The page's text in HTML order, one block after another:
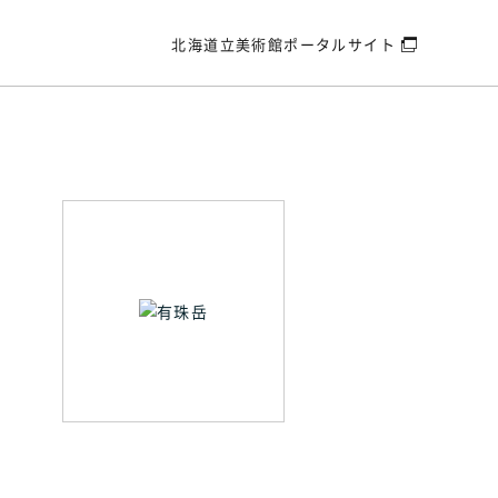
北海道立美術館ポータルサイト